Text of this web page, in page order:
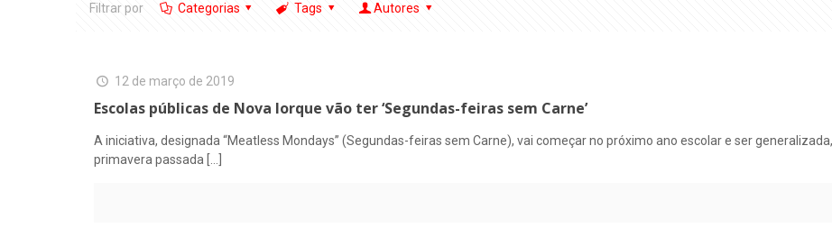
Filtrar por Categorias Tags Autores
12 de março de 2019
Escolas públicas de Nova Iorque vão ter ‘Segundas-feiras sem Carne’
A iniciativa, designada “Meatless Mondays” (Segundas-feiras sem Carne), vai começar no próximo ano escolar e ser
primavera passada